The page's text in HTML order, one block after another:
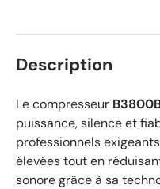
Description
Le compresseur
puissance, silence et
professionnels
élevées tout en
sonore grâce à sa